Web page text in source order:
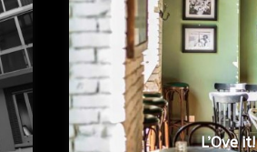
L’Ove it!